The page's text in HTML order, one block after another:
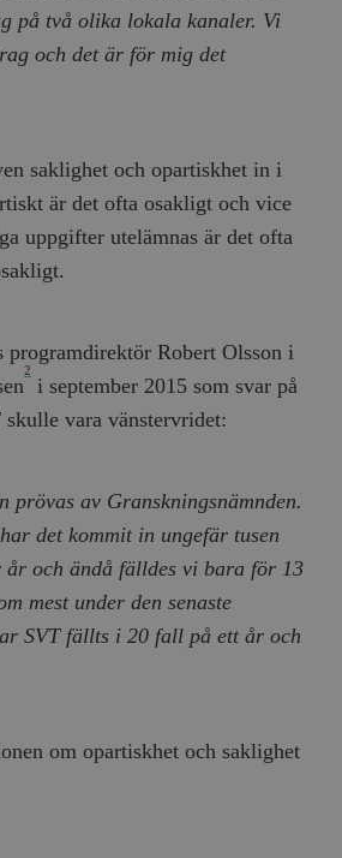
på två olika lokala kanaler. Vi
och det är för mig det
saklighet och opartiskhet in i
är det ofta osakligt och vice
uppgifter utelämnas är det ofta
programdirektör Robert Olsson i
2
i september 2015 som svar på
skulle vara vänstervridet:
prövas av Granskningsnämnden.
det kommit in ungefär tusen
och ändå fälldes vi bara för 13
mest under den senaste
SVT fällts i 20 fall på ett år och
om opartiskhet och saklighet